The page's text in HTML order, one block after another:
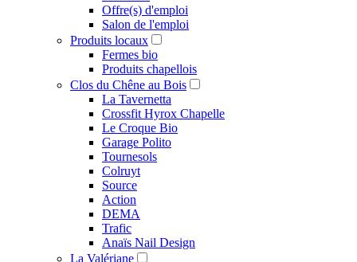
Offre(s) d'emploi
Salon de l'emploi
Produits locaux
Fermes bio
Produits chapellois
Clos du Chêne au Bois
La Tavernetta
Crossfit Hyrox Chapelle
Le Croque Bio
Garage Polito
Tournesols
Colruyt
Source
Action
DEMA
Trafic
Anaïs Nail Design
La Valériane